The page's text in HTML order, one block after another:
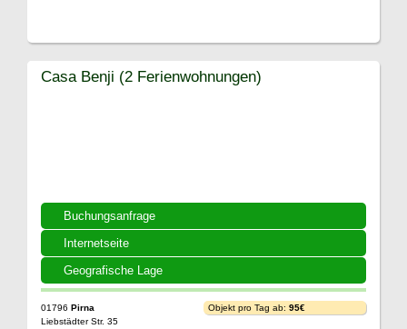
Buchungsanfrage
Internetseite
Geografische Lage
Casa Benji (2 Ferienwohnungen)
01796 Pirna
Liebstädter Str. 35
Objekt pro Tag ab: 95€